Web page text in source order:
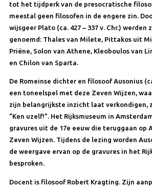
tot het tijdperk van de presocratische
meestal geen filosofen in de engere zin.
wijsgeer Plato (ca. 427 – 337 v. Chr.) werden
genoemd: Thales van Milete, Pittakos uit
Priëne, Solon van Athene, Kleoboulos van
en Chilon van Sparta.
De Romeinse dichter en filosoof Ausonius
een toneelspel met deze Zeven Wijzen,
zijn belangrijkste inzicht laat verkondigen,
“Ken uzelf!”. Het Rijksmuseum in
gravures uit de 17e eeuw die teruggaan op
Zeven Wijzen. Tijdens de lezing worden
de weergave ervan op de gravures in het
besproken.
Docent is filosoof Robert Kragting. Zijn